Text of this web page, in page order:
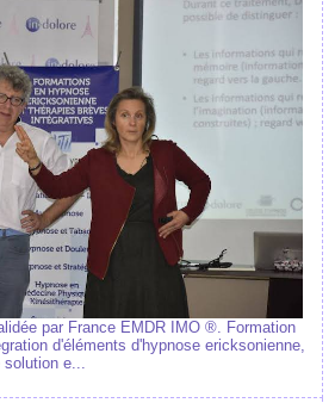
par France EMDR IMO ®. Formation
d'éléments d'hypnose ericksonienne,
e...